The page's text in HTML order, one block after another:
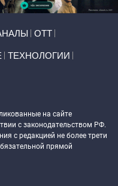
ОТТ
ТЕХНОЛОГИИ
на сайте
с законодательством РФ.
с редакцией не более трети
прямой